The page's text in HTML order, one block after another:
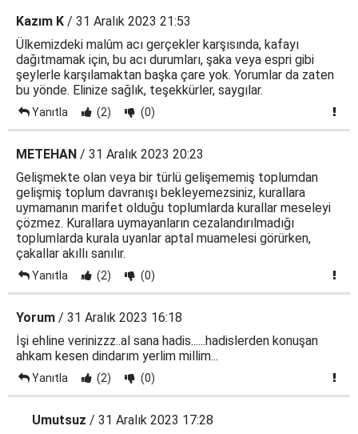
Kazım K / 31 Aralık 2023 21:53
Ülkemizdeki malûm acı gerçekler karşısında, kafayı
dağıtmamak için, bu acı durumları, şaka veya espri gibi
şeylerle karşılamaktan başka çare yok. Yorumlar da zaten
bu yönde. Elinize sağlık, teşekkürler, saygılar.
Yanıtla (2) (0)
METEHAN / 31 Aralık 2023 20:23
Gelişmekte olan veya bir türlü gelişememiş toplumdan
gelişmiş toplum davranışı bekleyemezsiniz, kurallara
uymamanın marifet olduğu toplumlarda kurallar meseleyi
çözmez. Kurallara uymayanların cezalandırılmadığı
toplumlarda kurala uyanlar aptal muamelesi görürken,
çakallar akıllı sanılır.
Yanıtla (2) (0)
Yorum / 31 Aralık 2023 16:18
İşi ehline verinizzz..al sana hadis......hadislerden konuşan
ahkam kesen dindarım yerlim millim...
Yanıtla (2) (0)
Umutsuz / 31 Aralık 2023 17:28